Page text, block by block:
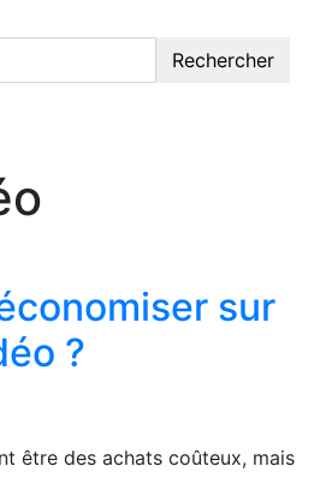
Rechercher
sur
?
être des achats coûteux, mais